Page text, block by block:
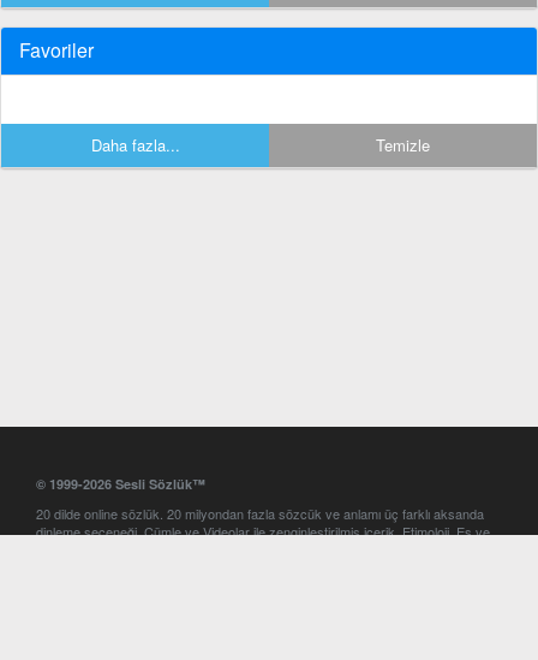
Favoriler
Daha fazla... Temizle
© 1999-2026 Sesli Sözlük™
20 dilde online sözlük. 20 milyondan fazla sözcük ve anlamı üç farklı aksanda
dinleme seçeneği. Cümle ve Videolar ile zenginleştirilmiş içerik. Etimoloji, Eş ve